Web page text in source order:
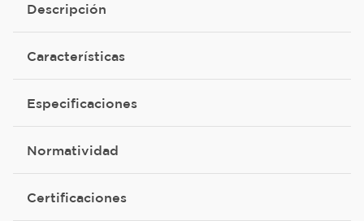
Descripción
Características
Especificaciones
Normatividad
Certificaciones